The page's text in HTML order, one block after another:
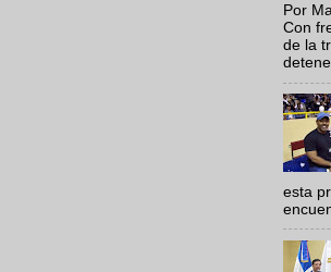
Por
Con
de la
esta